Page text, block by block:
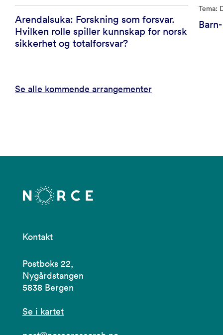
Arendalsuka: Forskning som forsvar.
Hvilken rolle spiller kunnskap for norsk
sikkerhet og totalforsvar?
Tema:
Se alle kommende arrangementer
Kontakt
Postboks 22,
Nygårdstangen
5838 Bergen
Se i kartet